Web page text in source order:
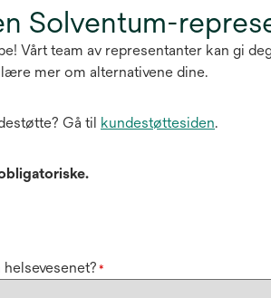
Solventum-
Vårt team av representanter kan gi
mer om alternativene dine.
Gå til kundestøttesiden.
*